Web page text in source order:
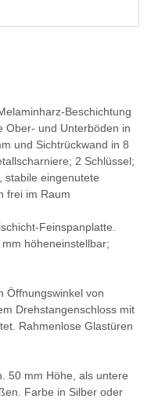
Beschichtung
Ober- und Unterböden in
und Sichtrückwand in 8
2 Schlüssel;
stabile eingenutete
frei im Raum
Feinspanplatte.
höheneinstellbar;
Öffnungswinkel von
Drehstangenschloss mit
Rahmenlose Glastüren
50 mm Höhe, als untere
Farbe in Silber oder